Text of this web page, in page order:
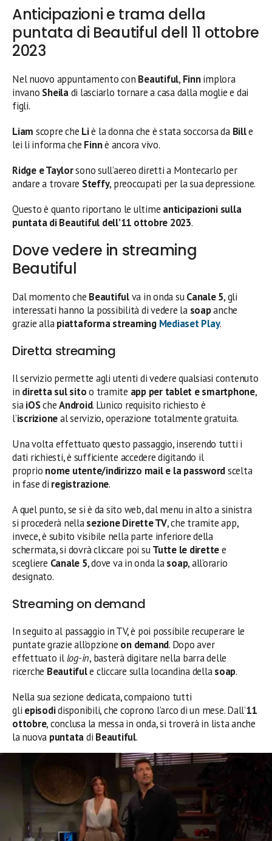
Anticipazioni e trama della
puntata di Beautiful dell 11 ottobre
2023
Nel nuovo appuntamento con Beautiful, Finnimplora
invano Sheiladi lasciarlo tornare a casa dalla moglie e dai
figli.
Liam scopre che Liè la donna che è stata soccorsa da Bille
lei li informa che Finnè ancora vivo.
Ridge e Taylorsono sull’aereo diretti a Montecarlo per
andare a trovare Steffy, preoccupati per la sua depressione.
Questo è quanto riportano le ultime anticipazioni sulla
puntata di Beautiful dell’11 ottobre 2023.
Dove vedere in streaming
Beautiful
Dal momento che Beautifulva in onda suCanale 5, gli
interessati hanno la possibilità di vedere la soapanche
grazie allapiattaforma streaming Mediaset Play.
Diretta streaming
Il servizio permette agli utenti di vedere qualsiasi contenuto
in diretta sul sitoo tramite app per tablet e smartphone,
siaiOScheAndroid. L’unico requisito richiesto è
l’iscrizioneal servizio, operazione totalmente gratuita.
Una volta effettuato questo passaggio, inserendo tutti i
dati richiesti, è sufficiente accedere digitando il
proprio nome utente/indirizzo mail e la passwordscelta
in fase di registrazione.
A quel punto, se si è da sito web, dal menu in alto a sinistra
si procederà nellasezione Dirette TV, che tramite app,
invece, è subito visibile nella parte inferiore della
schermata, si dovrà cliccare poi suTutte le direttee
scegliere Canale 5, dove va in onda lasoap, all’orario
designato.
Streaming on demand
In seguito al passaggio in TV, è poi possibile recuperare le
puntate grazie all’opzione on demand. Dopo aver
effettuato illog-in, basterà digitare nella barra delle
ricerche Beautifule cliccare sulla locandina dellasoap.
Nella sua sezione dedicata, compaiono tutti
gli episodidisponibili, che coprono l’arco di un mese. Dall’11
ottobre, conclusa la messa in onda, si troverà in lista anche
la nuova puntatadi Beautiful.